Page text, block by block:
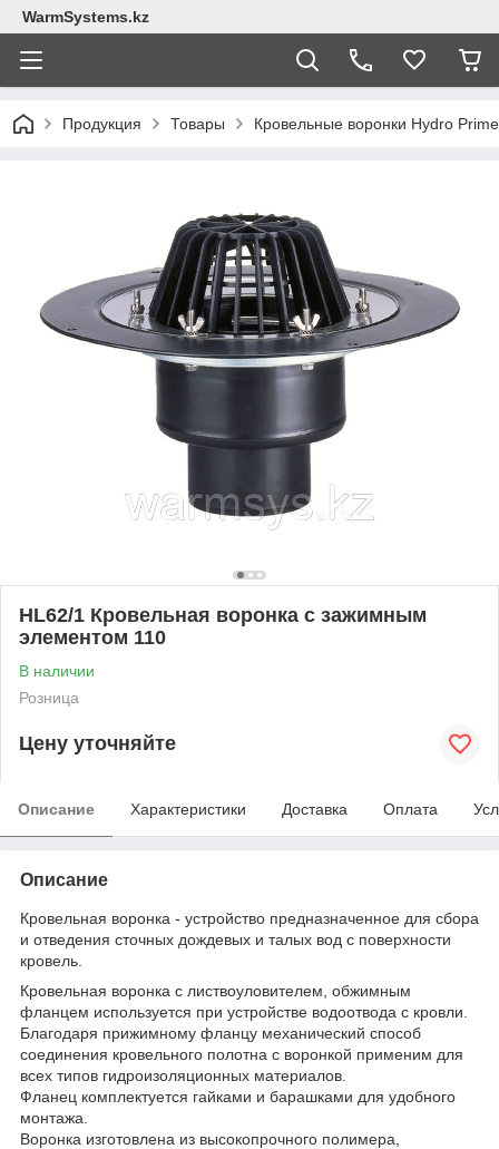
WarmSystems.kz
Продукция Товары Кровельные воронки Hydro Prime
HL62/1 Кровельная воронка с зажимным
элементом 110
В наличии
Розница
Цену уточняйте
Описание Характеристики Доставка Оплата
Описание
Кровельная воронка - устройство предназначенное для сбора
и отведения сточных дождевых и талых вод с поверхности
кровель.
Кровельная воронка с листвоуловителем, обжимным
фланцем используется при устройстве водоотвода c кровли.
Благодаря прижимному фланцу механический способ
соединения кровельного полотна с воронкой применим для
всех типов гидроизоляционных материалов.
Фланец комплектуется гайками и барашками для удобного
монтажа.
Воронка изготовлена из высокопрочного полимера,